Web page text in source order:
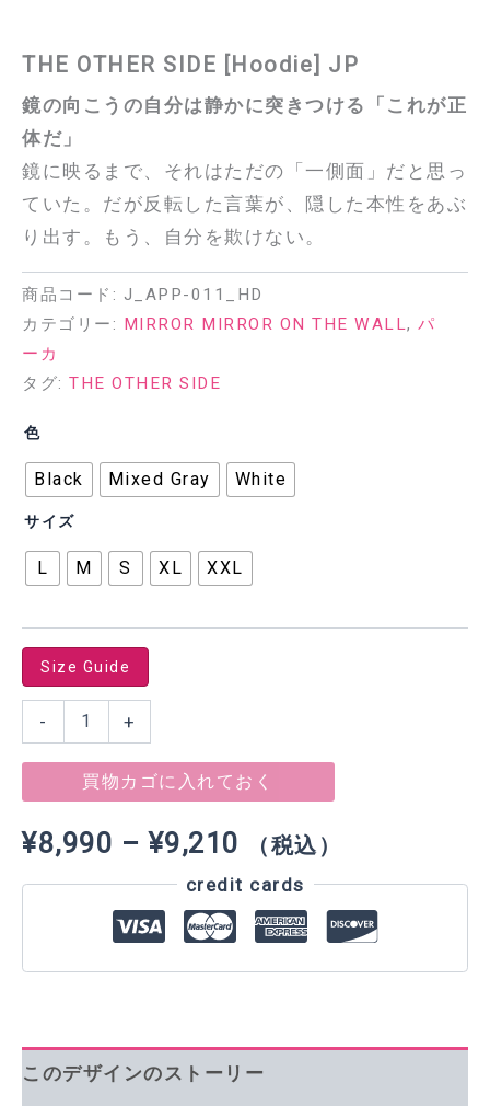
THE OTHER SIDE [Hoodie] JP
鏡の向こうの自分は静かに突きつける「これが正
体だ」
鏡に映るまで、それはただの「一側面」だと思っ
ていた。だが反転した言葉が、隠した本性をあぶ
り出す。もう、自分を欺けない。
商品コード: J_APP-011_HD
カテゴリー:
MIRROR MIRROR ON THE WALL, パ
ーカ
タグ: THE OTHER SIDE
色
Black Mixed Gray White
サイズ
L M S XL XXL
Size Guide
-
[Hoodie]
JP
+
買物カゴに入れておく
¥8,990 –¥9,210 価
格
帯:
–
¥9,210
（税込）
credit cards
このデザインのストーリー